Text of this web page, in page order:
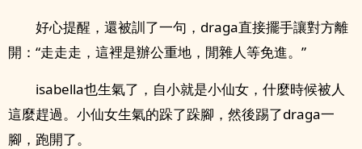
好心提醒，還被訓了一句，draga直接擺手讓對方離
開：“走走走，這裡是辦公重地，閒雜人等免進。”
isabella也生氣了，自小就是小仙女，什麼時候被人
這麼趕過。小仙女生氣的跺了跺腳，然後踢了draga一
腳，跑開了。